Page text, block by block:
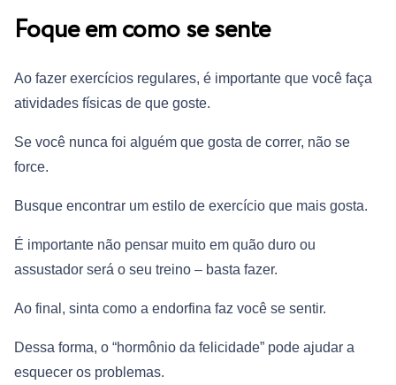
Foque em como se sente
Ao fazer exercícios regulares, é importante que você faça
atividades físicas de que goste.
Se você nunca foi alguém que gosta de correr, não se
force.
Busque encontrar um estilo de exercício que mais gosta.
É importante não pensar muito em quão duro ou
assustador será o seu treino – basta fazer.
Ao final, sinta como a endorfina faz você se sentir.
Dessa forma, o “hormônio da felicidade” pode ajudar a
esquecer os problemas.